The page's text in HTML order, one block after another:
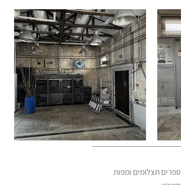
ספרים תצלומים ומפות